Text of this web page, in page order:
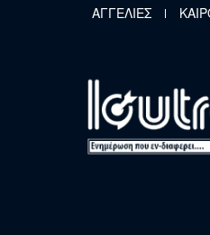
Παράκαμψη προς το κυρίως
ΑΓΓΕΛΙΕΣ